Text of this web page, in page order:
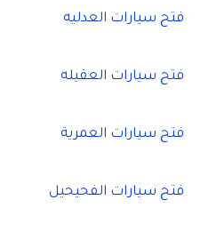
فتح سيارات العدليه
فتح سيارات العقيله
فتح سيارات العمرية
فتح سيارات الفحيحيل